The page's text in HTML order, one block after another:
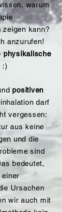
warum
zeigen kann?
anzurufen!
physikalische
positiven
darf
vergessen:
aus keine
und die
sind
bedeutet,
einer
Ursachen
wir auch mit